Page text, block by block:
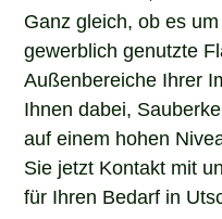
Ganz gleich, ob es
gewerblich genutzte
Außenbereiche Ihrer
Ihnen dabei,
auf einem hohen
Sie jetzt Kontakt mit
für Ihren Bedarf in